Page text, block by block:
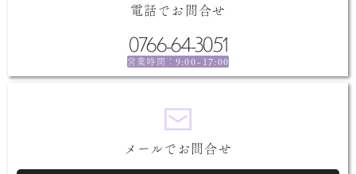
電話でお問合せ
0766-64-3051
営業時間： 9:00~17:00
メールでお問合せ